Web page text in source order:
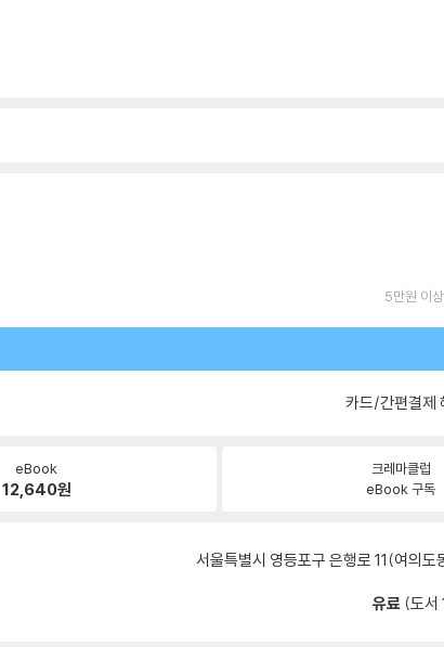
5만원 이
카드/간편결제
eBook
12,640원
크레마클럽
eBook 구독
서울특별시 영등포구 은행로 11(여의도
유료 (도서